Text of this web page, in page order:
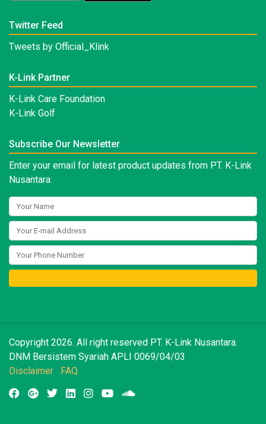
Twitter Feed
Tweets by Official_Klink
K-Link Partner
K-Link Care Foundation
K-Link Golf
Subscribe Our Newsletter
Enter your email for latest product updates from PT. K-Link
Nusantara:
Copyright 2026. All right reserved PT. K-Link Nusantara.
DNM Bersistem Syariah APLI 0069/04/03
Disclaimer
FAQ